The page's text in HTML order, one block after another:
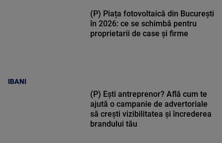
IBANI
(P) Piața fotovoltaică din București
în 2026: ce se schimbă pentru
proprietarii de case și firme
(P) Ești antreprenor? Află cum te
ajută o campanie de advertoriale
să crești vizibilitatea și încrederea
brandului tău